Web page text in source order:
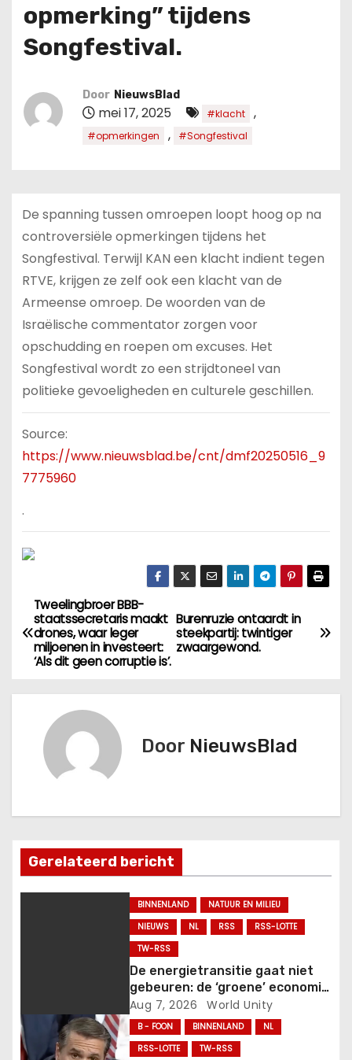
opmerking” tijdens
Songfestival.
Door NieuwsBlad
mei 17, 2025 #klacht ,
#opmerkingen , #Songfestival
De spanning tussen omroepen loopt hoog op na
controversiële opmerkingen tijdens het
Songfestival. Terwijl KAN een klacht indient tegen
RTVE, krijgen ze zelf ook een klacht van de
Armeense omroep. De woorden van de
Israëlische commentator zorgen voor
opschudding en roepen om excuses. Het
Songfestival wordt zo een strijdtoneel van
politieke gevoeligheden en culturele geschillen.
Source:
https://www.nieuwsblad.be/cnt/dmf20250516_9
7775960
.
B
e
t
n
a
a
t
Burenruzie ontaardt in
steekpartij: twintiger
zwaargewond.
Tweelingbroer BBB-
staatssecretaris maakt
drones, waar leger
miljoenen in investeert:
‘Als dit geen corruptie is’.
Door NieuwsBlad
Gerelateerd bericht
BINNENLAND
NATUUR EN MILIEU
NIEUWS
NL RSS
RSS-LOTTE
TW-RSS
De energietransitie gaat niet
gebeuren: de ‘groene’ economie
is op de terugtocht.
Aug 7, 2026 World Unity
B - FOON BINNENLAND
NL
RSS-LOTTE
TW-RSS